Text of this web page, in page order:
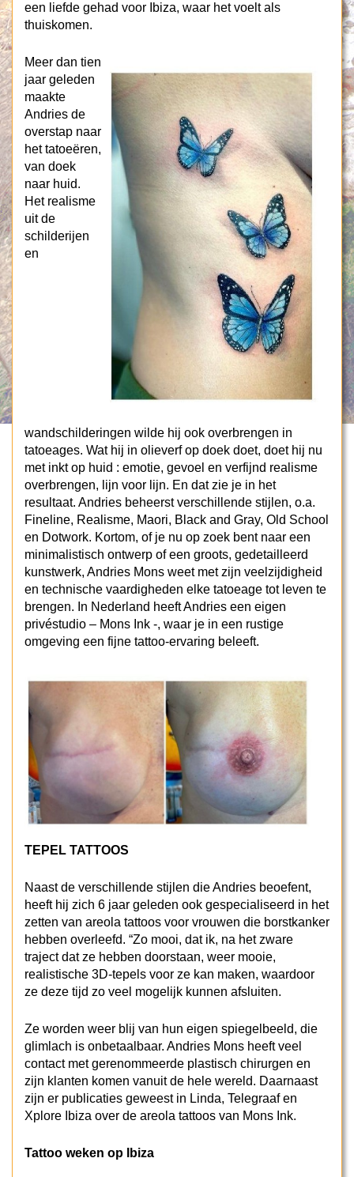
een liefde gehad voor Ibiza, waar het voelt als
thuiskomen.
Meer dan tien
jaar geleden
maakte
Andries de
overstap naar
het tatoeëren,
van doek
naar huid.
Het realisme
uit de
schilderijen
en
wandschilderingen wilde hij ook overbrengen in
tatoeages. Wat hij in olieverf op doek doet, doet hij nu
met inkt op huid : emotie, gevoel en verfijnd realisme
overbrengen, lijn voor lijn. En dat zie je in het
resultaat. Andries beheerst verschillende stijlen, o.a.
Fineline, Realisme, Maori, Black and Gray, Old School
en Dotwork. Kortom, of je nu op zoek bent naar een
minimalistisch ontwerp of een groots, gedetailleerd
kunstwerk, Andries Mons weet met zijn veelzijdigheid
en technische vaardigheden elke tatoeage tot leven te
brengen. In Nederland heeft Andries een eigen
privéstudio – Mons Ink -, waar je in een rustige
omgeving een fijne tattoo-ervaring beleeft.
TEPEL TATTOOS
Naast de verschillende stijlen die Andries beoefent,
heeft hij zich 6 jaar geleden ook gespecialiseerd in het
zetten van areola tattoos voor vrouwen die borstkanker
hebben overleefd. “Zo mooi, dat ik, na het zware
traject dat ze hebben doorstaan, weer mooie,
realistische 3D-tepels voor ze kan maken, waardoor
ze deze tijd zo veel mogelijk kunnen afsluiten.
Ze worden weer blij van hun eigen spiegelbeeld, die
glimlach is onbetaalbaar. Andries Mons heeft veel
contact met gerenommeerde plastisch chirurgen en
zijn klanten komen vanuit de hele wereld. Daarnaast
zijn er publicaties geweest in Linda, Telegraaf en
Xplore Ibiza over de areola tattoos van Mons Ink.
Tattoo weken op Ibiza